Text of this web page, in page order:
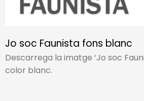
Jo soc Faunista fons blanc
Descarrega la imatge ‘Jo soc
color blanc.​